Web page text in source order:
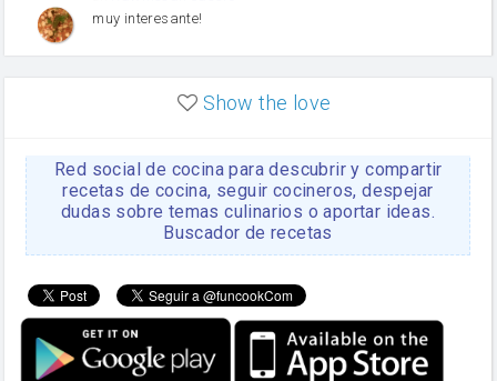
muy interesante!
enLasaña casera fácil y
HOJALDROSA TV
enGachas de la abuela
Rosa
https://youtu.be/Mz69gcVO3sI
Rosa enReceta Del Bizcocho
Disculpa. En la foto aparece
el bizcocho de xoco y en el
apartado de los ingredientes
te has olvidado de poner la
cantidad q se debería de
Show the love
Red social de cocina para descubrir y compartir
recetas de cocina, seguir cocineros, despejar
dudas sobre temas culinarios o aportar ideas.
Buscador de recetas